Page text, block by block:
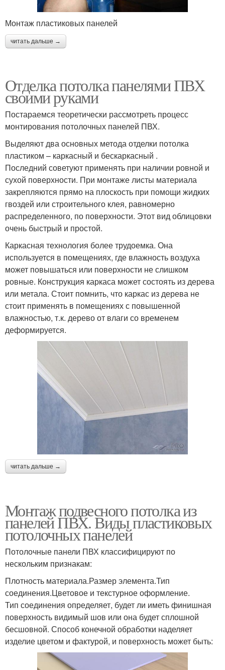
Монтаж пластиковых панелей
читать дальше →
Отделка потолка панелями ПВХ
своими руками
Постараемся теоретически рассмотреть процесс
монтирования потолочных панелей ПВХ.
Выделяют два основных метода отделки потолка
пластиком – каркасный и бескаркасный .
Последний советуют применять при наличии ровной и
сухой поверхности. При монтаже листы материала
закрепляются прямо на плоскость при помощи жидких
гвоздей или строительного клея, равномерно
распределенного, по поверхности. Этот вид облицовки
очень быстрый и простой.
Каркасная технология более трудоемка. Она
используется в помещениях, где влажность воздуха
может повышаться или поверхности не слишком
ровные. Конструкция каркаса может состоять из дерева
или метала. Стоит помнить, что каркас из дерева не
стоит применять в помещениях с повышенной
влажностью, т.к. дерево от влаги со временем
деформируется.
читать дальше →
Монтаж подвесного потолка из
панелей ПВХ. Виды пластиковых
потолочных панелей
Потолочные панели ПВХ классифицируют по
нескольким признакам:
Плотность материала.Размер элемента.Тип
соединения.Цветовое и текстурное оформление.
Тип соединения определяет, будет ли иметь финишная
поверхность видимый шов или она будет сплошной
бесшовной. Способ конечной обработки наделяет
изделие цветом и фактурой, и поверхность может быть: